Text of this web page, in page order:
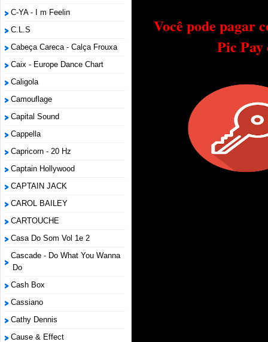
C-YA - I m Feelin
C.L.S
Cabeça Careca - Calça Frouxa
Caix - Europe Dance Chart
Caligola
Camouflage
Capital Sound
Cappella
Capricorn - 20 Hz
Captain Hollywood
CAPTAIN JACK
CAROL BAILEY
CARTOUCHE
Casa Do Som Vol 1e 2
Cascade - Do What You Wanna
Do
Cash Box
Cassiano
Cathy Dennis
Cause & Effect
Você pode pagar
Pic